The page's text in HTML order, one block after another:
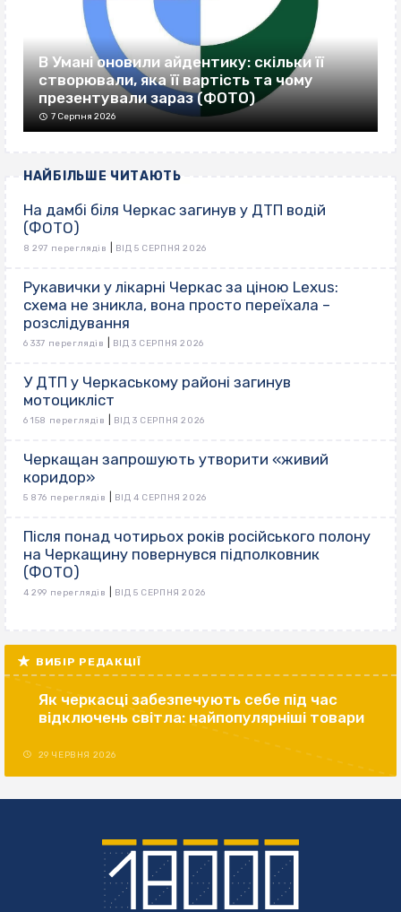
В Умані оновили айдентику: скільки її
створювали, яка її вартість та чому
презентували зараз (ФОТО)
7 Серпня 2026
НАЙБІЛЬШЕ ЧИТАЮТЬ
На дамбі біля Черкас загинув у ДТП водій
(ФОТО)
8 297 переглядів ВІД 5 СЕРПНЯ 2026
Рукавички у лікарні Черкас за ціною Lexus:
схема не зникла, вона просто переїхала –
розслідування
6 337 переглядів ВІД 3 СЕРПНЯ 2026
У ДТП у Черкаському районі загинув
мотоцикліст
6 158 переглядів ВІД 3 СЕРПНЯ 2026
Черкащан запрошують утворити «живий
коридор»
5 876 переглядів ВІД 4 СЕРПНЯ 2026
Після понад чотирьох років російського полону
на Черкащину повернувся підполковник
(ФОТО)
4 299 переглядів ВІД 5 СЕРПНЯ 2026
ВИБІР РЕДАКЦІЇ
Як черкасці забезпечують себе під час
відключень світла: найпопулярніші товари
29 ЧЕРВНЯ 2026